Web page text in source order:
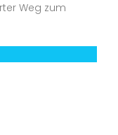
Weg zum